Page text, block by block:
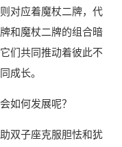
对应着魔杖二牌，代
和魔杖二牌的组合暗
们共同推动着彼此不
成长。
如何发展呢？
双子座克服胆怯和犹